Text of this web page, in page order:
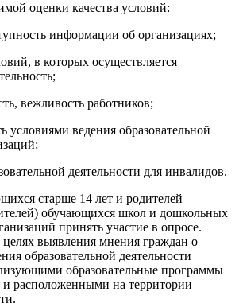
оценки качества условий:
информации об организациях;
в которых осуществляется
вежливость работников;
условиями ведения образовательной
деятельности для инвалидов.
старше 14 лет и родителей
обучающихся школ и дошкольных
принять участие в опросе.
выявления мнения граждан о
образовательной деятельности
образовательные программы
и расположенными на территории